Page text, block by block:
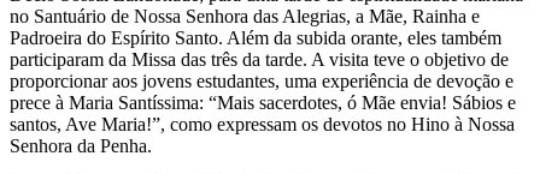
no Santuário de Nossa Senhora das Alegrias, a Mãe, Rainha e
Padroeira do Espírito Santo. Além da subida orante, eles também
participaram da Missa das três da tarde. A visita teve o objetivo de
proporcionar aos jovens estudantes, uma experiência de devoção e
prece à Maria Santíssima: “Mais sacerdotes, ó Mãe envia! Sábios e
santos, Ave Maria!”, como expressam os devotos no Hino à Nossa
Senhora da Penha.